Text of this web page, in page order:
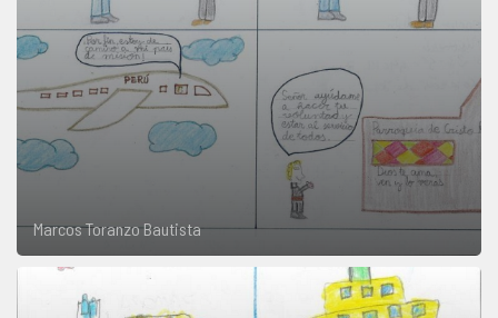
Marcos Toranzo Bautista